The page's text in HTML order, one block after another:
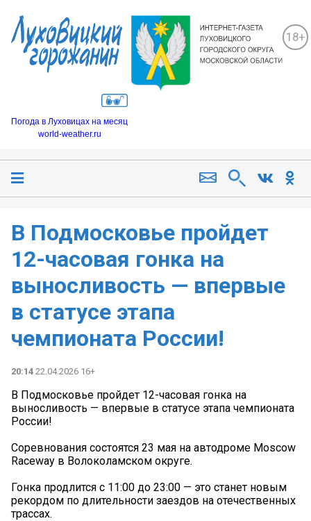
18+
Погода в Луховицах на месяц
world-weather.ru
В Подмосковье пройдет
12-часовая гонка на
выносливость — впервые
в статусе этапа
чемпионата России!
20:14 22.04.2026 16+
В Подмосковье пройдет 12-часовая гонка на
выносливость — впервые в статусе этапа чемпионата
России!
Соревнования состоятся 23 мая на автодроме Moscow
Raceway в Волоколамском округе.
Гонка продлится с 11:00 до 23:00 — это станет новым
рекордом по длительности заездов на отечественных
трассах.